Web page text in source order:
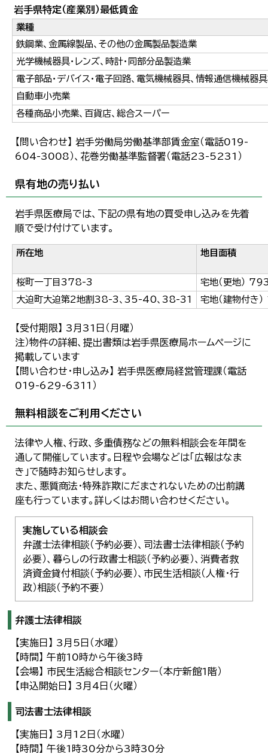
岩手県特定（産業別）最低賃金
業種
鉄鋼業、金属線製品、その他の金属製品製造業
光学機械器具・レンズ、時計・同部分品製造業
電子部品・デバイス・電子回路、電気機械器具、情報通信機械器
自動車小売業
各種商品小売業、百貨店、総合スーパー
【問い合わせ】 岩手労働局労働基準部賃金室（電話019-
604-3008）、花巻労働基準監督署（電話23-5231）
県有地の売り払い
岩手県医療局では、下記の県有地の買受申し込みを先着
順で受け付けています。
所在地 地目面積
桜町一丁目378-3
宅地（更地）
大迫町大迫第2地割38-3、35-40、38-31
宅地（建物付き
【受付期限】 3月31日（月曜）
注）物件の詳細、提出書類は岩手県医療局ホームページに
掲載しています
【問い合わせ・申し込み】 岩手県医療局経営管理課（電話
019-629-6311）
無料相談をご利用ください
法律や人権、行政、多重債務などの無料相談会を年間を
通して開催しています。日程や会場などは「広報はなま
き」で随時お知らせします。
また、悪質商法・特殊詐欺にだまされないための出前講
座も行っています。詳しくはお問い合わせください。
実施している相談会
弁護士法律相談（予約必要）、司法書士法律相談（予約
必要）、暮らしの行政書士相談（予約必要）、消費者救
済資金貸付相談（予約必要）、市民生活相談（人権・行
政）相談（予約不要）
弁護士法律相談
【実施日】 3月5日（水曜）
【時間】 午前10時から午後3時
【会場】 市民生活総合相談センター（本庁新館1階）
【申込開始日】 3月4日（火曜）
司法書士法律相談
【実施日】 3月12日（水曜）
【時間】 午後1時30分から3時30分